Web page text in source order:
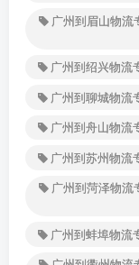
广州到眉山物
广州到绍兴物流
广州到聊城物流
广州到舟山物流
广州到苏州物流
广州到菏泽物
广州到蚌埠物流